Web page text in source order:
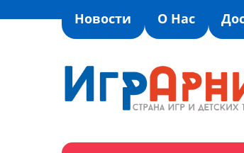
Новости О Нас